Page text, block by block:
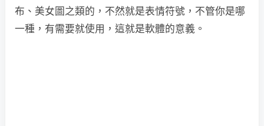
布、美女圖之類的，不然就是表情符號，不管你是哪
一種，有需要就使用，這就是軟體的意義。